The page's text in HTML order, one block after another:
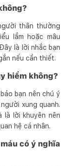
thân thường
lầm hoặc mâu
là lời nhắc bạn
nếu cần thiết.
hiểm không?
bạn nên chú ý
xung quanh.
là lời khuyên nên
hệ cá nhân.
có ý nghĩa